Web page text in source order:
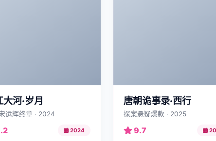
大河·岁月
运辉终章 · 2024
2024
唐朝诡事录·西行
探案悬疑爆款 · 2025
9.7